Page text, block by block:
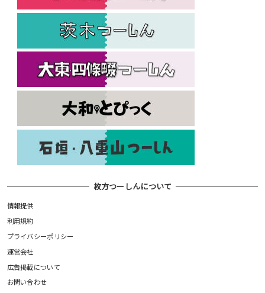
枚方つーしんについて
情報提供
利用規約
プライバシーポリシー
運営会社
広告掲載について
お問い合わせ